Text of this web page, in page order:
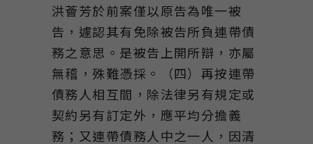
洪薈芳於前案僅以原告為唯一被
告，遽認其有免除被告所負連帶債
務之意思。是被告上開所辯，亦屬
無稽，殊難憑採。（四）再按連帶
債務人相互間，除法律另有規定或
契約另有訂定外，應平均分擔義
務；又連帶債務人中之一人，因清